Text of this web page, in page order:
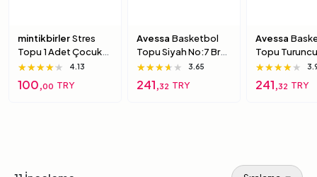
mintikbirlerStres
Topu 1 Adet Çocuk
Için Yumuşak
Süngerimsi Içi Dolu
Top 6 Numara
★★★★★
★★★★★
★★★★★ 4.13
100,00 TRY
Avessa Basketbol
Topu Siyah No:7 Brc-
7 7 Numara
★★★★★
★★★★★
★★★★★ 3.65
241,32 TRY
Avessa
Topu
Brc-7 5
★★★★★
★★★★★
★★★★★
241,32 TRY